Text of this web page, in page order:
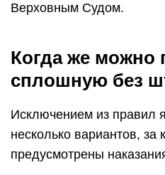
Верховным Судом.
Когда же можно
сплошную без
Исключением из правил
несколько вариантов, за
предусмотрены